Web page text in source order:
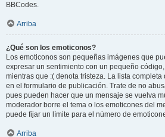
BBCodes.
Arriba
¿Qué son los emoticonos?
Los emoticonos son pequeñas imágenes que
expresar un sentimiento con un pequeño
mientras que :( denota tristeza. La lista
en el formulario de publicación. Trate de no
pues pueden hacer que un mensaje se vuelva
moderador borre el tema o los emoticones del
puede fijar un límite para el número de
Arriba